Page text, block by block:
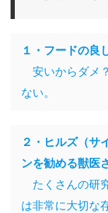
１・フードの良
安いからダメ
ない。
２・ヒルズ（サ
ンを勧める獣医
たくさんの研
は非常に大切な